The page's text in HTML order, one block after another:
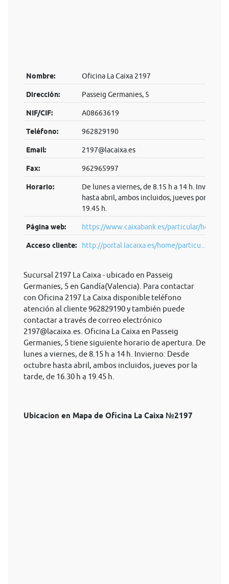
Nombre: Oficina La Caixa 2197
Dirección: Passeig Germanies, 5
NIF/CIF: A08663619
Teléfono: 962829190
Email: 2197@lacaixa.es
Fax: 962965997
Horario:
De lunes a viernes, de 8.15 h a 14 h. Invierno:
hasta abril, ambos incluidos, jueves por la
19.45 h.
Página web: https://www.caixabank.es/particular/home/
Acceso cliente: http://portal.lacaixa.es/home/particu...
Sucursal 2197 La Caixa - ubicado en Passeig
Germanies, 5 en Gandía(Valencia). Para contactar
con Oficina 2197 La Caixa disponible teléfono
atención al cliente 962829190 y también puede
contactar a través de correo electrónico
2197@lacaixa.es . Oficina La Caixa en Passeig
Germanies, 5 tiene siguiente horario de apertura. De
lunes a viernes, de 8.15 h a 14 h. Invierno: Desde
octubre hasta abril, ambos incluidos, jueves por la
tarde, de 16.30 h a 19.45 h.
Ubicacion en Mapa de Oficina La Caixa №2197